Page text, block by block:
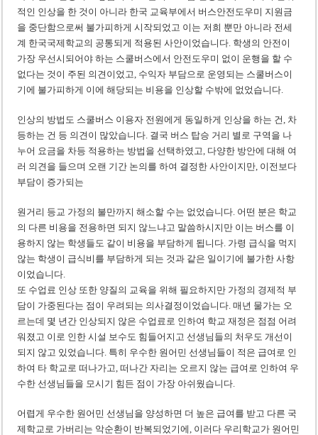
적인 인상을 한 것이 아니라 한국 교육부에서 버스안전도우미 지원금
을 중단함으로써 불가피하게 시작되었고 이는 저희 뿐만 아니라 전세
계 한국국제학교의 공통되게 적용된 사안이었습니다. 학생의 안전이
가장 우선시되어야 하는 스쿨버스에서 안전도우미 없이 운행을 할 수
없다는 것이 주된 의견이었고, 수익자 부담으로 운영되는 스쿨버스이
기에 불가피하게 이에 해당되는 비용을 인상할 수밖에 없었습니다.
인상의 방법도 스쿨버스 이용자 전원에게 동일하게 인상을 하는 건, 차
등하는 건 등 의견이 많았습니다. 결국 버스 탑승 거리 별로 구역을 나
누어 요금을 차등 적용하는 방법을 선택하였고, 다양한 방안에 대해 여
러 의견을 들으며 오랜 기간 논의를 하여 결정한 사안이지만, 이전보다
부담이 증가되는
원거리 등교 가정의 불만까지 해소할 수는 없었습니다. 어떤 분은 학교
의 다른 비용을 전용하면 되지 않느냐고 말씀하시지만 이는 버스를 이
용하지 않는 학생들도 같이 비용을 부담하게 됩니다. 가령 급식을 먹지
않는 학생이 급식비를 부담하게 되는 것과 같은 일이기에 불가한 사항
이었습니다.
또 수업료 인상 또한 양질의 교육을 위해 필요하지만 가정의 경제적 부
담이 가중된다는 점이 우려되는 의사결정이었습니다. 매년 물가는 오
르는데 몇 년간 인상되지 않은 수업료로 인하여 학교 재정은 점점 어려
워졌고 이로 인한 시설 보수도 힘들어지고 선생님들의 처우도 개선이
되지 않고 있었습니다. 특히 우수한 원어민 선생님들이 적은 급여로 인
하여 타 학교로 떠나가고, 떠나간 자리는 오르지 않는 급여로 인하여 우
수한 선생님들을 모시기 힘든 점이 가장 아쉬웠습니다.
어렵게 우수한 원어민 선생님을 양성하면 더 높은 급여를 받고 다른 국
제학교로 가버리는 악순환이 반복되었기에, 이러다 우리학교가 원어민